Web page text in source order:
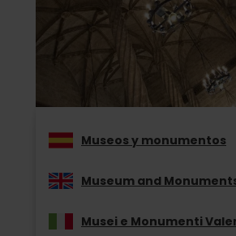
Museos y monumentos
Museum and
Musei e Monumenti